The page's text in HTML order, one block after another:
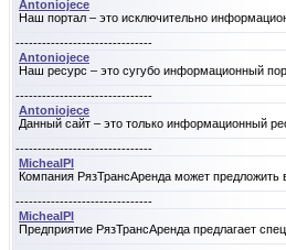
Antoniojece
Наш портал – это исключительно
-------------------------------
Antoniojece
Наш ресурс – это сугубо информационный
-------------------------------
Antoniojece
Данный сайт – это только информационный
-------------------------------
MichealPl
Компания РязТрансАренда может предложить
-------------------------------
MichealPl
Предприятие РязТрансАренда предлагает